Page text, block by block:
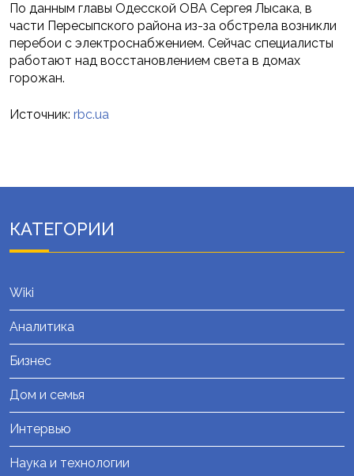
По данным главы Одесской ОВА Сергея Лысака, в
части Пересыпского района из-за обстрела возникли
перебои с электроснабжением. Сейчас специалисты
работают над восстановлением света в домах
горожан.
Источник: rbc.ua
КАТЕГОРИИ
Wiki
Аналитика
Бизнес
Дом и семья
Интервью
Наука и технологии